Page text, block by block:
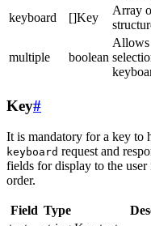
keyboard []Key
Array
multiple boolean
Key#
It is mandatory for a key to
keyboard request and
fields for display to the
order.
Field Type